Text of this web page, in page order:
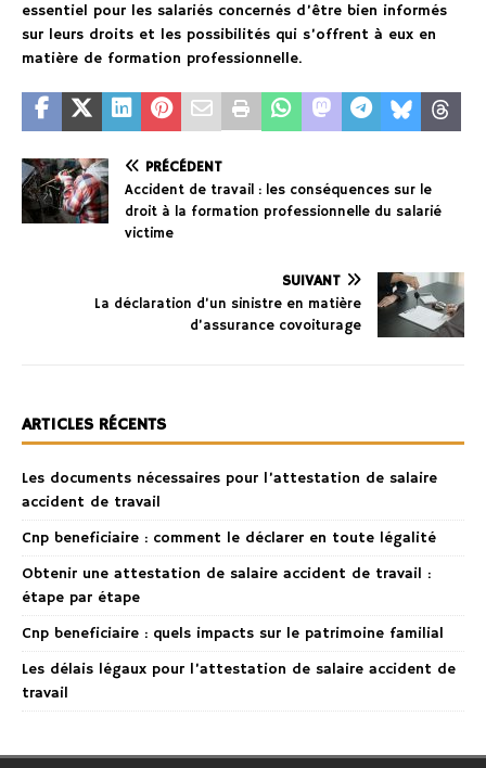
essentiel pour les salariés concernés d’être bien informés
sur leurs droits et les possibilités qui s’offrent à eux en
matière de formation professionnelle.
PRÉCÉDENT
Accident de travail : les conséquences sur le
droit à la formation professionnelle du salarié
victime
SUIVANT
La déclaration d’un sinistre en matière
d’assurance covoiturage
ARTICLES RÉCENTS
Les documents nécessaires pour l’attestation de salaire
accident de travail
Cnp beneficiaire : comment le déclarer en toute légalité
Obtenir une attestation de salaire accident de travail :
étape par étape
Cnp beneficiaire : quels impacts sur le patrimoine familial
Les délais légaux pour l’attestation de salaire accident de
travail